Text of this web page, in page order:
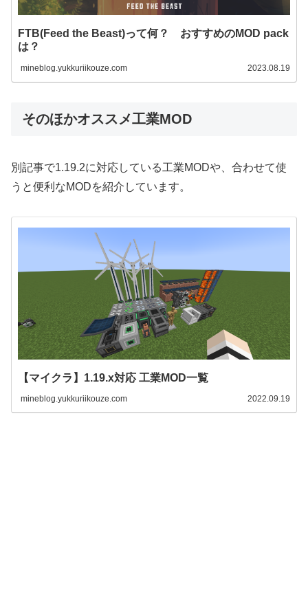
FTB(Feed the Beast)って何？ おすすめのMOD pack
は？
mineblog.yukkuriikouze.com 2023.08.19
そのほかオススメ工業MOD
別記事で1.19.2に対応している工業MODや、合わせて使
うと便利なMODを紹介しています。
【マイクラ】1.19.x対応 工業MOD一覧
mineblog.yukkuriikouze.com 2022.09.19